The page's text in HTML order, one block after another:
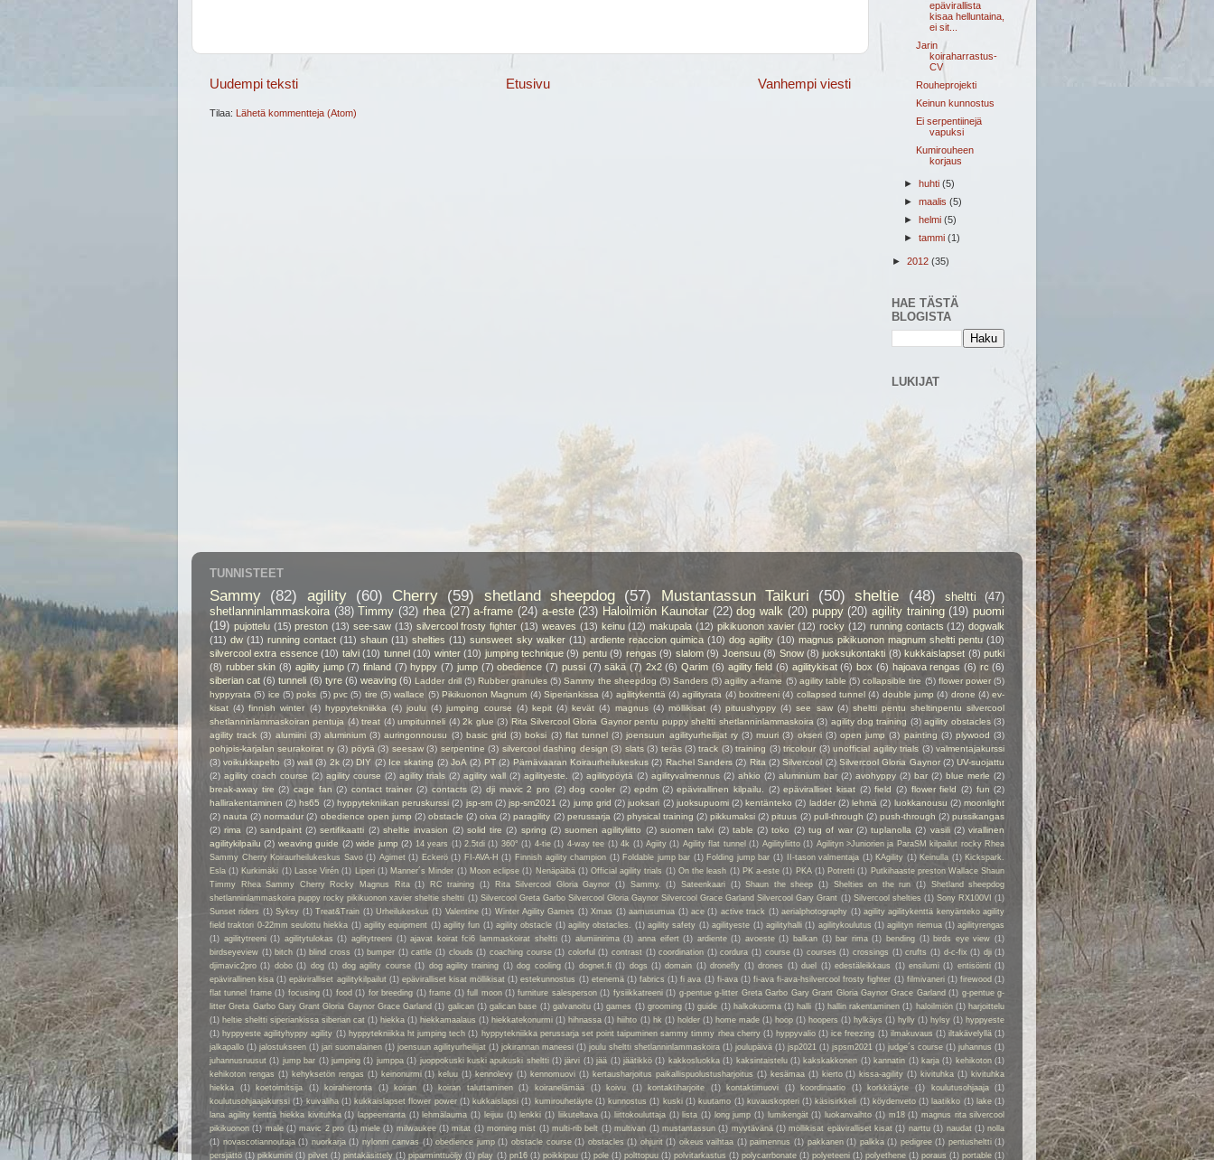
Uudempi teksti Vanhempi viesti
Etusivu
Tilaa: Lähetä kommentteja (Atom)
epävirallista
kisaa helluntaina,
ei sit...
Jarin
koiraharrastus-
CV
Rouheprojekti
Keinun kunnostus
Ei serpentiinejä
vapuksi
Kumirouheen
korjaus
► huhti (5)
► maalis (5)
► helmi (5)
► tammi (1)
► 2012 (35)
HAE TÄSTÄ
BLOGISTA
LUKIJAT
TUNNISTEET
Sammy (82) agility (60) Cherry (59) shetland sheepdog (57) Mustantassun Taikuri (50) sheltie (48) sheltti
(47)
shetlanninlammaskoira (38) Timmy (32) rhea (27) a-frame (24) a-este (23) Haloilmiön Kaunotar (22) dog walk (20) puppy (20) agility training (19) puomi
(19) pujottelu (15) preston (13) see-saw (13) silvercool frosty fighter (13) weaves (13) keinu (12) makupala (12) pikikuonon xavier (12) rocky (12) running contacts (12) dogwalk
(11) dw (11) running contact (11) shaun (11) shelties (11) sunsweet sky walker (11) ardiente reaccion quimica (10) dog agility (10) magnus pikikuonon magnum sheltti pentu (10)
silvercool extra essence (10) talvi (10) tunnel (10) winter (10) jumping technique (9) pentu (9) rengas (9) slalom (9) Joensuu (8) Snow (8) juoksukontakti (8) kukkaislapset (8) putki
(8) rubber skin (8) agility jump (7) finland (7) hyppy (7) jump (7) obedience (7) pussi (7) säkä (7) 2x2 (6) Qarim (6) agility field (6) agilitykisat (6) box (6) hajoava rengas (6) rc (6)
siberian cat (6) tunneli (6) tyre (6) weaving (6) Ladder drill (5) Rubber granules (5) Sammy the sheepdog (5) Sanders (5) agility a-frame (5) agility table (5) collapsible tire (5) flower power (5)
hyppyrata (5) ice (5) poks (5) pvc (5) tire (5) wallace (5) Pikikuonon Magnum (4) Siperiankissa (4) agilitykenttä (4) agilityrata (4) boxitreeni (4) collapsed tunnel (4) double jump (4) drone (4) ev-
kisat (4) finnish winter (4) hyppytekniikka (4) joulu (4) jumping course (4) kepit (4) kevät (4) magnus (4) möllikisat (4) pituushyppy (4) see saw (4) sheltti pentu sheltinpentu silvercool
shetlanninlammaskoiran pentuja (4) treat (4) umpitunneli (4) 2k glue (3) Rita Silvercool Gloria Gaynor pentu puppy sheltti shetlanninlammaskoira (3) agility dog training (3) agility obstacles (3)
agility track (3) alumiini (3) aluminium (3) auringonnousu (3) basic grid (3) boksi (3) flat tunnel (3) joensuun agilityurheilijat ry (3) muuri (3) okseri (3) open jump (3) painting (3) plywood (3)
pohjois-karjalan seurakoirat ry (3) pöytä (3) seesaw (3) serpentine (3) silvercool dashing design (3) slats (3) teräs (3) track (3) training (3) tricolour (3) unofficial agility trials (3) valmentajakurssi
(3) voikukkapelto (3) wall (3) 2k (2) DIY (2) Ice skating (2) JoA (2) PT (2) Pärnävaaran Koiraurheilukeskus (2) Rachel Sanders (2) Rita (2) Silvercool (2) Silvercool Gloria Gaynor (2) UV-suojattu
(2) agility coach course (2) agility course (2) agility trials (2) agility wall (2) agilityeste. (2) agilitypöytä (2) agilityvalmennus (2) ahkio (2) aluminium bar (2) avohyppy (2) bar (2) blue merle (2)
break-away tire (2) cage fan (2) contact trainer (2) contacts (2) dji mavic 2 pro (2) dog cooler (2) epdm (2) epävirallinen kilpailu. (2) epäviralliset kisat (2) field (2) flower field (2) fun (2)
hallirakentaminen (2) hs65 (2) hyppytekniikan peruskurssi (2) jsp-sm (2) jsp-sm2021 (2) jump grid (2) juoksari (2) juoksupuomi (2) kentänteko (2) ladder (2) lehmä (2) luokkanousu (2) moonlight
(2) nauta (2) normadur (2) obedience open jump (2) obstacle (2) oiva (2) paragility (2) perussarja (2) physical training (2) pikkumaksi (2) pituus (2) pull-through (2) push-through (2) pussikangas
(2) rima (2) sandpaint (2) sertifikaatti (2) sheltie invasion (2) solid tire (2) spring (2) suomen agilityliitto (2) suomen talvi (2) table (2) toko (2) tug of war (2) tuplanolla (2) vasili (2) virallinen
agilitykilpailu (2) weaving guide (2) wide jump (2) 14 years (1) 2.5tdi (1) 360° (1) 4-tie (1) 4-way tee (1) 4k (1) Agiity (1) Agility flat tunnel (1) Agilityliitto (1) Agilityn >Juniorien ja ParaSM kilpailut rocky Rhea
Sammy Cherry Koiraurheilukeskus Savo (1) Agimet (1) Eckerö (1) FI-AVA-H (1) Finnish agility champion (1) Foldable jump bar (1) Folding jump bar (1) II-tason valmentaja (1) KAgility (1) Keinulla (1) Kickspark.
Esla (1) Kurkimäki (1) Lasse Virén (1) Liperi (1) Manner´s Minder (1) Moon eclipse (1) Nenäpäibä (1) Official agility trials (1) On the leash (1) PK a-este (1) PKA (1) Potretti (1) Putkihaaste preston Wallace Shaun
Timmy Rhea Sammy Cherry Rocky Magnus Rita (1) RC training (1) Rita Silvercool Gloria Gaynor (1) Sammy. (1) Sateenkaari (1) Shaun the sheep (1) Shelties on the run (1)
Shetland sheepdog
shetlanninlammaskoira puppy rocky pikikuonon xavier sheltie sheltti (1) Silvercool Greta Garbo Silvercool Gloria Gaynor Silvercool Grace Garland Silvercool Gary Grant (1) Silvercool shelties (1) Sony RX100VI
(1)
Sunset riders (1) Syksy (1) Treat&Train (1) Urheilukeskus (1) Valentine (1) Winter Agility Games (1) Xmas (1) aamusumua (1) ace (1) active track (1) aerialphotography (1) agility agilitykenttä kenyänteko agility
field traktori 0-22mm seulottu hiekka (1) agility equipment (1) agility fun (1) agility obstacle (1) agility obstacles. (1) agility safety (1) agilityeste (1) agilityhalli (1) agilitykoulutus (1) agilityn riemua (1) agilityrengas
(1) agilitytreeni (1) agilitytulokas (1) aglitytreeni (1) ajavat koirat fci6 lammaskoirat sheltti (1) alumiinirima (1) anna eifert (1) ardiente (1) avoeste (1) balkan (1) bar rima (1) bending (1) birds eye view (1)
birdseyeview (1) bitch (1) blind cross (1) bumper (1) cattle (1) clouds (1) coaching course (1) colorful (1) contrast (1) coordination (1) cordura (1) course (1) courses (1) crossings (1) crufts (1) d-c-fix (1) dji (1)
djimavic2pro (1) dobo (1) dog (1) dog agility course (1) dog agility training (1) dog cooling (1) dognet.fi (1) dogs (1) domain (1) dronefly (1) drones (1) duel (1) edestäleikkaus (1) ensilumi (1) entisöinti (1)
epävirallinen kisa (1) epäviralliset agilitykilpailut (1) epäviralliset kisat möllikisat (1) estekunnostus (1) etenemä (1) fabrics (1) fi ava (1) fi-ava (1) fi-ava fi-ava-hsilvercool frosty fighter (1) filmivaneri (1) firewood (1)
flat tunnel frame (1) focusing (1) food (1) for breeding (1) frame (1) full moon (1) furniture salesperson (1) fysiikkatreeni (1) g-pentue g-litter Greta Garbo Gary Grant Gloria Gaynor Grace Garland (1) g-pentue g-
litter Greta Garbo Gary Grant Gloria Gaynor Grace Garland (1) galican (1) galican base (1) galvanoitu (1) games (1) grooming (1) guide (1) halkokuorma (1) halli (1) hallin rakentaminen (1) haloilmiön (1) harjoittelu
(1) heltie sheltti siperiankissa siberian cat (1) hiekka (1) hiekkamaalaus (1) hiekkatekonurmi (1) hihnassa (1) hiihto (1) hk (1) holder (1) home made (1) hoop (1) hoopers (1) hylkäys (1) hylly (1) hylsy (1) hyppyeste
(1) hyppyeste agilityhyppy agility (1) hyppytekniikka ht jumping tech (1) hyppytekniikka perussarja set point taipuminen sammy timmy rhea cherry (1) hyppyvalio (1) ice freezing (1) ilmakuvaus (1) iltakävelyllä (1)
jalkapallo (1) jalostukseen (1) jari suomalainen (1) joensuun agilityurheilijat (1) jokirannan maneesi (1) joulu sheltti shetlanninlammaskoira (1) joulupäivä (1) jsp2021 (1) jspsm2021 (1) judge´s course (1) juhannus (1)
juhannusruusut (1) jump bar (1) jumping (1) jumppa (1) juoppokuski kuski apukuski sheltti (1) järvi (1) jää (1) jäätikkö (1) kakkosluokka (1) kaksintaistelu (1) kakskakkonen (1) kannatin (1) karja (1) kehikoton (1)
kehikoton rengas (1) kehyksetön rengas (1) keinonurmi (1) keluu (1) kennolevy (1) kennomuovi (1) kertausharjoitus paikallispuolustusharjoitus (1) kesämaa (1) kierto (1) kissa-agility (1) kivituhka (1) kivituhka
hiekka
(1) koetoimitsija (1) koirahieronta (1) koiran (1) koiran taluttaminen (1) koiranelämää (1) koivu (1) kontaktiharjoite (1) kontaktimuovi (1) koordinaatio (1) korkkitäyte (1) koulutusohjaaja
(1)
koulutusohjaajakurssi (1) kuivaliha (1) kukkaislapset flower power (1) kukkaislapsi (1) kumirouhetäyte (1) kunnostus (1) kuski (1) kuutamo (1) kuvauskopteri (1) käsisirkkeli (1) köydenveto (1) laatikko (1) lake (1)
lana agility kenttä hiekka kivituhka (1) lappeenranta (1) lehmälauma (1) leijuu (1) lenkki (1) liikuteltava (1) liittokouluttaja (1) lista (1) long jump (1) lumikengät (1) luokanvaihto (1) m18 (1) magnus rita silvercool
pikikuonon (1) male (1) mavic 2 pro (1) miele (1) milwaukee (1) mitat (1) morning mist (1) multi-rib belt (1) multivan (1) mustantassun (1) myytävänä (1) möllikisat epäviralliset kisat (1) narttu (1) naudat (1) nolla
(1) novascotiannoutaja (1) nuorkarja (1) nylonm canvas (1) obedience jump (1) obstacle course (1) obstacles (1) ohjurit (1) oikeus vaihtaa (1) paimennus (1) pakkanen (1) palkka (1) pedigree (1) pentusheltti (1)
persjättö (1) pikkumini (1) pilvet (1) pintakäsittely (1) piparminttuöljy (1) play (1) pn16 (1) poikkipuu (1) pole (1) polttopuu (1) polvitarkastus (1) polycarrbonate (1) polyeteeni (1) polyethene (1) poraus (1) portable (1)